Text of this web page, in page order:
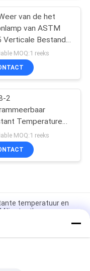
van de het
van ASTM
Verticale Bestand
Machine
MOQ:1 reeks
2
Temperature
Machine
MOQ:1 reeks
temperatuur en
Testkamer 60L 120L
de